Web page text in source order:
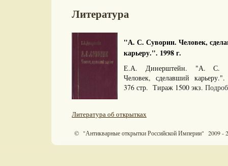
Литература
"А. С. Суворин. Человек,
карьеру.". 1998 г.
Е.А. Динерштейн. "А. С.
Человек, сделавший
376 стр. Тираж 1500 экз.
Литература об открытках
© "Антикварные открытки Российской Империи" 2009 -